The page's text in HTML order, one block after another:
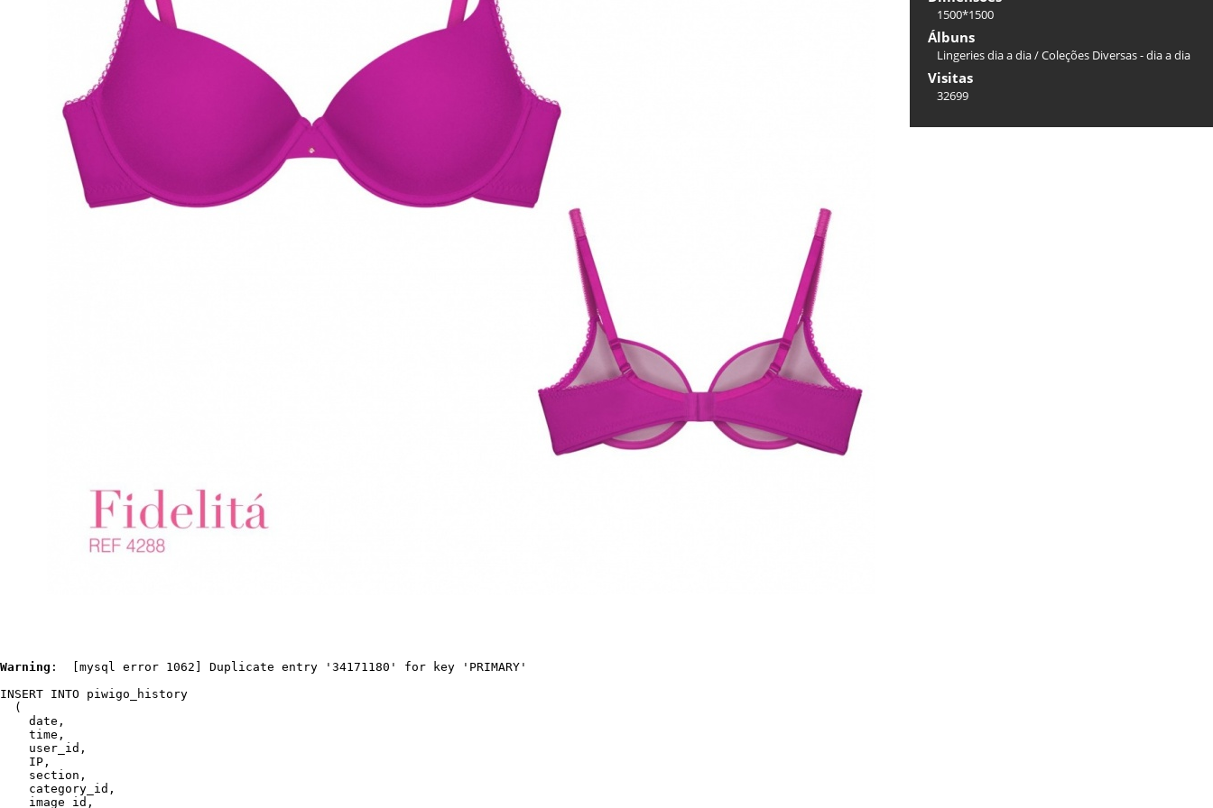
1500*1500
Álbuns
Lingeries dia a dia/Coleções Diversas - dia a dia
Visitas
32699
Warning :  [mysql error 1062] Duplicate entry '34171180' for key 'PRIMARY'
INSERT INTO piwigo_history
  (
    date,
    time,
    user_id,
    IP,
    section,
    category_id,
    image_id,